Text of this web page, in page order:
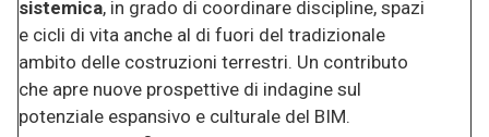
sistemica, in grado di coordinare discipline, spazi
e cicli di vita anche al di fuori del tradizionale
ambito delle costruzioni terrestri. Un contributo
che apre nuove prospettive di indagine sul
potenziale espansivo e culturale del BIM.